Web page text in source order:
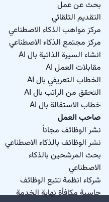
بحث عن عمل
التقديم التلقائي
مركز مواهب الذكاء الاصطناعي
مركز مجتمع الذكاء الاصطناعي
انشاء السيرة الذاتية بال AI
مقابلات العمل AI
الخطاب التعريفي بال AI
التحقق من الراتب بال AI
خطاب الاستقالة بال AI
صاحب العمل
نشر الوظائف مجاناً
نشر الوظائف بالذكاء الاصطناعي
بحث المرشحين بالذكاء
الاصطناعي
شركاء انظمة تتبع الوظائف
حاسبة مكافأة نهاية الخدمة